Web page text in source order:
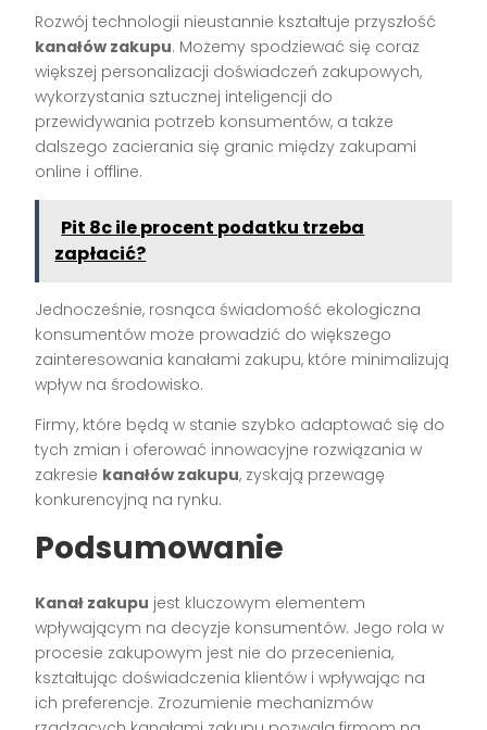
Rozwój technologii nieustannie kształtuje przyszłość
kanałów zakupu. Możemy spodziewać się coraz
większej personalizacji doświadczeń zakupowych,
wykorzystania sztucznej inteligencji do
przewidywania potrzeb konsumentów, a także
dalszego zacierania się granic między zakupami
online i offline.
Pit 8c ile procent podatku trzeba
zapłacić?
Jednocześnie, rosnąca świadomość ekologiczna
konsumentów może prowadzić do większego
zainteresowania kanałami zakupu, które minimalizują
wpływ na środowisko.
Firmy, które będą w stanie szybko adaptować się do
tych zmian i oferować innowacyjne rozwiązania w
zakresie kanałów zakupu, zyskają przewagę
konkurencyjną na rynku.
Podsumowanie
Kanał zakupu jest kluczowym elementem
wpływającym na decyzje konsumentów. Jego rola w
procesie zakupowym jest nie do przecenienia,
kształtując doświadczenia klientów i wpływając na
ich preferencje. Zrozumienie mechanizmów